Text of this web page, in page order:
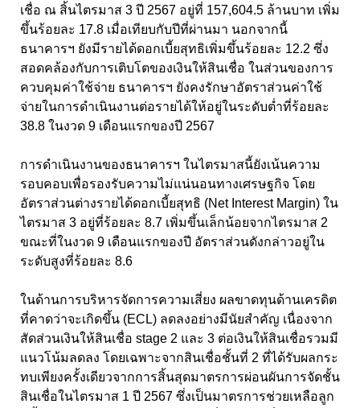
เชื่อ ณ สิ้นไตรมาส 3 ปี 2567 อยู่ที่ 157,604.5 ล้านบาท เพิ่ม
ขึ้นร้อยละ 17.8 เมื่อเทียบกับปีที่ผ่านมา นอกจากนี้
ธนาคารฯ ยังมีรายได้ดอกเบี้ยสุทธิเพิ่มขึ้นร้อยละ 12.2 ซึ่ง
สอดคล้องกับการเติบโตของเงินให้สินเชื่อ ในส่วนของการ
ควบคุมค่าใช้จ่าย ธนาคารฯ ยังคงรักษาอัตราส่วนค่าใช้
จ่ายในการดำเนินงานต่อรายได้ให้อยู่ในระดับต่ำที่ร้อยละ
38.8 ในงวด 9 เดือนแรกของปี 2567
การดำเนินงานของธนาคารฯ ในไตรมาสนี้ยังเน้นความ
รอบคอบเพื่อรองรับความไม่แน่นอนทางเศรษฐกิจ โดย
อัตราส่วนต่างรายได้ดอกเบี้ยสุทธิ (Net Interest Margin) ใน
ไตรมาส 3 อยู่ที่ร้อยละ 8.7 เพิ่มขึ้นเล็กน้อยจากไตรมาส 2
ขณะที่ในงวด 9 เดือนแรกของปี อัตราส่วนดังกล่าวอยู่ใน
ระดับสูงที่ร้อยละ 8.6
ในด้านการบริหารจัดการความเสี่ยง ผลขาดทุนด้านเครดิต
ที่คาดว่าจะเกิดขึ้น (ECL) ลดลงอย่างมีนัยสำคัญ เนื่องจาก
สัดส่วนเงินให้สินเชื่อ stage 2 และ 3 ต่อเงินให้สินเชื่อรวมมี
แนวโน้มลดลง โดยเฉพาะจากสินเชื่อชั้นที่ 2 ที่ได้รับผลกระ
ทบเพียงครั้งเดียวจากการสิ้นสุดมาตรการผ่อนผันการจัดชั้น
สินเชื่อในไตรมาส 1 ปี 2567 ซึ่งเป็นมาตรการช่วยเหลือลูก